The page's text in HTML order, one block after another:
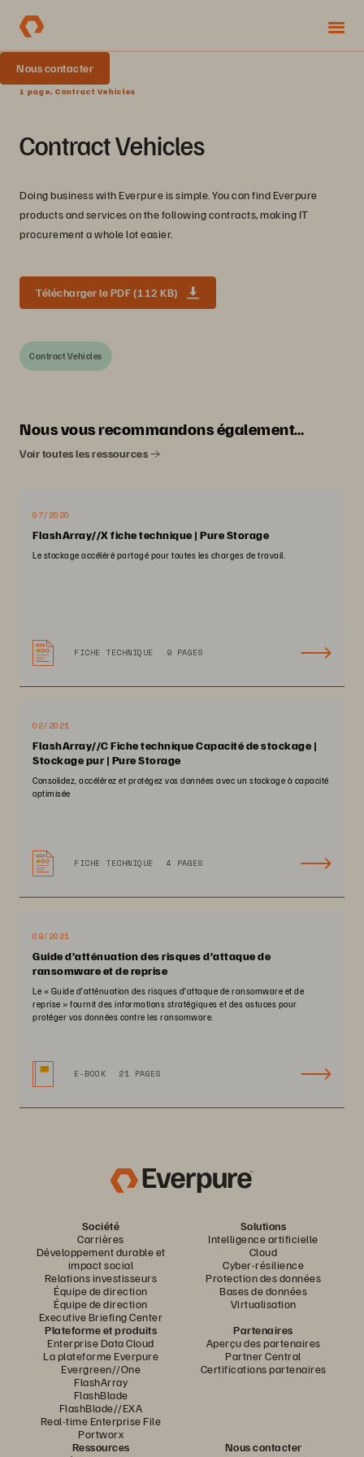
Nous contacter
1 page, Contract Vehicles
Contract Vehicles
Doing business with Everpure is simple. You can find Everpure
products and services on the following contracts, making IT
procurement a whole lot easier.
Télécharger le PDF (112 KB)
Contract Vehicles
Nous vous recommandons également…
Voir toutes les ressources
07/2020
FlashArray//X fiche technique | Pure Storage
Le stockage accéléré partagé pour toutes les charges de travail.
FICHE TECHNIQUE 9 PAGES
02/2021
FlashArray//C Fiche technique Capacité de stockage |
Stockage pur | Pure Storage
Consolidez, accélérez et protégez vos données avec un stockage à capacité
optimisée
FICHE TECHNIQUE 4 PAGES
09/2021
Guide d’atténuation des risques d’attaque de
ransomware et de reprise
Le « Guide d’atténuation des risques d’attaque de ransomware et de
reprise » fournit des informations stratégiques et des astuces pour
protéger vos données contre les ransomware.
E-BOOK 21 PAGES
Société
Carrières
Développement durable et
impact social
Relations investisseurs
Équipe de direction
Équipe de direction
Executive Briefing Center
Solutions
Intelligence artificielle
Cloud
Cyber-résilience
Protection des données
Bases de données
Virtualisation
Plateforme et produits
Enterprise Data Cloud
La plateforme Everpure
Evergreen//One
FlashArray
FlashBlade
FlashBlade//EXA
Real-time Enterprise File
Portworx
Partenaires
Aperçu des partenaires
Partner Central
Certifications partenaires
Ressources
Nous contacter